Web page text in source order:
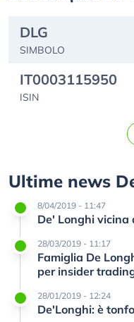
DLG
SIMBOLO
IT0003115950
ISIN
Ultime news
8/04/2019 - 11:47
De' Longhi vicina
28/03/2019 - 11:17
Famiglia De
per insider
28/01/2019 - 12:24
De'Longhi: è